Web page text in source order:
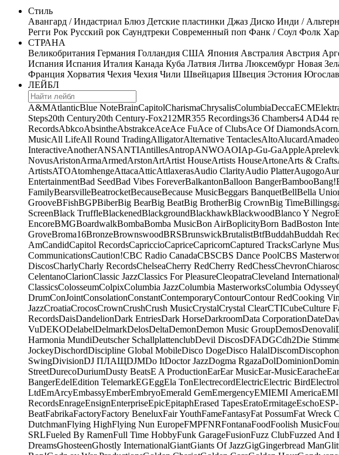
Стиль
Авангард / Индастриал Блюз Детские пластинки Джаз Диско Инди /
Регги Рок Русский рок Саундтреки Современный поп Фанк / Соул Фолк
СТРАНА
Великобритания Германия Голландия США Япония Австралия Австрия
Испания Испания Италия Канада Куба Латвия Литва Люксембург Новая
Франция Хорватия Чехия Чехия Чили Швейцария Швеция Эстония
ЛЕЙБЛ
A&MAtlanticBlue NoteBrainCapitolCharismaChrysalisColumbiaDeccaECM
Steps20th Century20th Century-Fox21 2MR355 Recordings36 Chambers4 AD44
RecordsAbkcoAbsintheAbstrakceAceAce FuAce of ClubsAce Of DiamondsAcorn
MusicAll LifeAll Round TradingAlligatorAlternative TentaclesAltoAlucardAmadeo
InteractiveAnotherANSANTIAntillesAntropANWOAOIAp-Gu-GaApple
NovusAristonArmaArmedArstonArtArtist HouseArtists HouseArtoneArts & Crafts
ArtistsATOAtomhengeAttacaAtticAttlaxerasAudio ClarityAudio PlatterAugogo
EntertainmentBad SeedBad Vibes ForeverBalkantonBalloon BangerBambooBang!
FamilyBearsvilleBeatrocketBecauseBecause MusicBeggars BanquetBellBella
GrooveBFishBGPBiberBig BearBig BeatBig BrotherBig CrownBig Time
ScreenBlack TruffleBlackenedBlackgroundBlackhawkBlackwoodBlanco Y Negro
EncoreBMGBoardwalkBombaBomba MusicBon AirBoplicityBorn BadBoston
GroveBroma16BronzeBrownswoodBRSBrunswickBrutalistBtfBuddahBuddah
AmCandidCapitol RecordsCapriccioCapriceCapricornCaptured TracksCarlyne
CommunicationsCaution!CBC Radio CanadaCBSCBS Dance PoolCBS
DiscosCharlyCharly RecordsChelseaCherry RedCherry RedChessChevron
CelentanoClarionClassic JazzClassics For PleasureCleopatraCleveland International
ClassicsColosseumColpixColumbia JazzColumbia MasterworksColumbia Odyssey
DrumConJointConsolationConstantContemporaryContourContour RedCooking
JazzCroatiaCrocosCrownCrushCrush MusicCrystalCrystal ClearCTICubeCulture
RecordsDaisDandelionDark EntriesDark HorseDarkroomData CorporationDate
VuDEKODelabelDelmarkDelosDeltaDemonDemon Music GroupDemosDenovali
Harmonia MundiDeutscher SchallplattenclubDevil DiscosDFADGCdh2Die
JockeyDischordDiscipline Global MobileDisco DogeDisco HalalDiscomDiscophon
SwingDivisionDJ ПЛАЩDJMDo ItDoctor JazzDogma RgazaDolDominion
StreetDurecoDuriumDusty BeatsE A ProductionEarEar MusicEar-MusicEarache
BangerEdelEdition TelemarkEGEggEla TonElectrecordElectricElectric Bird
LtdEmArcyEmbassyEmberEmbryoEmerald GemEmergencyEMIEMI AmericaEMI
RecordsEnrageEnsignEnterpriseEpicEpitaphErased TapesEratoErmitageEscho
BeatFabrikaFactoryFactory BeneluxFair YouthFameFantasyFat PossumFat Wreck
DutchmanFlying HighFlying Nun EuropeFMPFNRFontanaFoodFoolish Music
SRLFueled By RamenFull Time HobbyFunk GarageFusionFuzz ClubFuzzed And
DreamsGhosteenGhostly InternationalGiantGiants Of JazzGigGingerbread Man